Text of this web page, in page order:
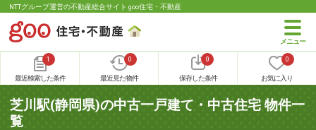
NTTグループ運営の不動産総合サイト goo住宅・不動産
1
最近検索した条件
0
最近見た物件
0
保存した条件
0
お気に入り
芝川駅(静岡県)の中古一戸建て・中古住宅 物件一
覧